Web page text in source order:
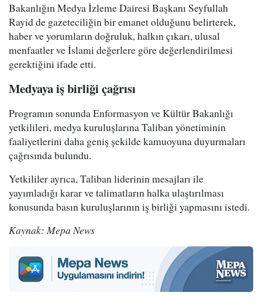
Bakanlığın Medya İzleme Dairesi Başkanı Seyfullah
Rayid de gazeteciliğin bir emanet olduğunu belirterek,
haber ve yorumların doğruluk, halkın çıkarı, ulusal
menfaatler ve İslami değerlere göre değerlendirilmesi
gerektiğini ifade etti.
Medyaya iş birliği çağrısı
Programın sonunda Enformasyon ve Kültür Bakanlığı
yetkilileri, medya kuruluşlarına Taliban yönetiminin
faaliyetlerini daha geniş şekilde kamuoyuna duyurmaları
çağrısında bulundu.
Yetkililer ayrıca, Taliban liderinin mesajları ile
yayımladığı karar ve talimatların halka ulaştırılması
konusunda basın kuruluşlarının iş birliği yapmasını istedi.
Kaynak: Mepa News